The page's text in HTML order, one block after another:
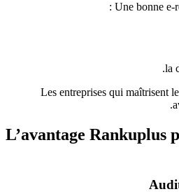
Une bonne e-
la
Les entreprises qui maîtrisent
L’avantage Rankuplus